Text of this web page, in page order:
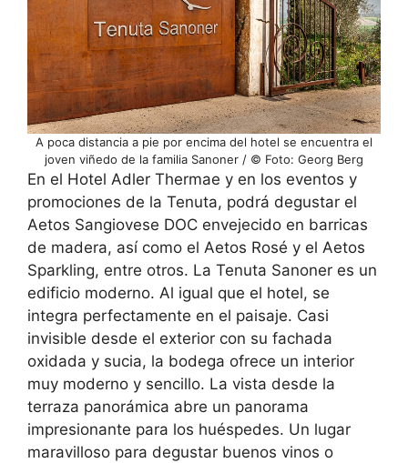
A poca distancia a pie por encima del hotel se encuentra el
joven viñedo de la familia Sanoner / © Foto: Georg Berg
En el Hotel Adler Thermae y en los eventos y
promociones de la Tenuta, podrá degustar el
Aetos Sangiovese DOC envejecido en barricas
de madera, así como el Aetos Rosé y el Aetos
Sparkling, entre otros. La Tenuta Sanoner es un
edificio moderno. Al igual que el hotel, se
integra perfectamente en el paisaje. Casi
invisible desde el exterior con su fachada
oxidada y sucia, la bodega ofrece un interior
muy moderno y sencillo. La vista desde la
terraza panorámica abre un panorama
impresionante para los huéspedes. Un lugar
maravilloso para degustar buenos vinos o